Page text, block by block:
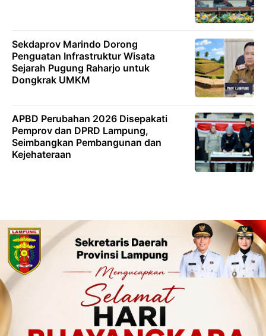
Sekdaprov Marindo Dorong
Penguatan Infrastruktur Wisata
Sejarah Pugung Raharjo untuk
Dongkrak UMKM
APBD Perubahan 2026 Disepakati
Pemprov dan DPRD Lampung,
Seimbangkan Pembangunan dan
Kejehateraan